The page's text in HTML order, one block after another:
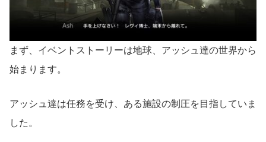
まず、イベントストーリーは地球、アッシュ達の世界から
始まります。
アッシュ達は任務を受け、ある施設の制圧を目指していま
した。